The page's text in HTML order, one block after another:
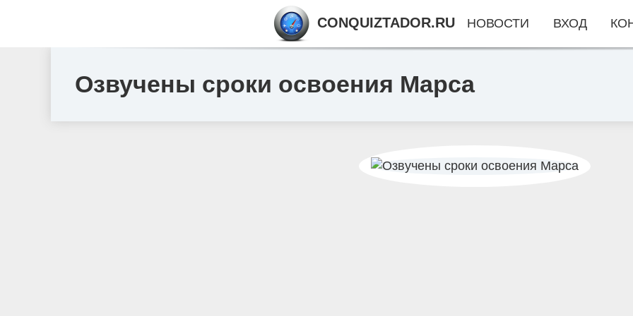
Озвучены сроки освоения Марса
CONQUIZTADOR.RU НОВОСТИ ВХОД